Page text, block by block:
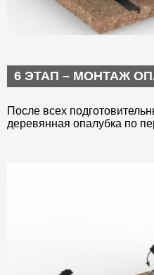
6 ЭТАП – МОНТАЖ
После всех
деревянная опалубка по